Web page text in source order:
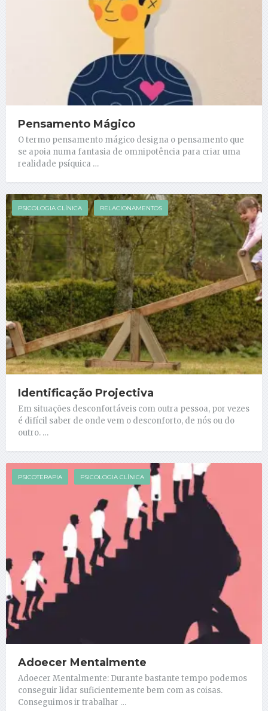
Pensamento Mágico
O termo pensamento mágico designa o pensamento que
se apoia numa fantasia de omnipotência para criar uma
realidade psíquica …
PSICOLOGIA CLÍNICA RELACIONAMENTOS
Identificação Projectiva
Em situações desconfortáveis com outra pessoa, por vezes
é difícil saber de onde vem o desconforto, de nós ou do
outro. …
PSICOTERAPIA PSICOLOGIA CLÍNICA
Adoecer Mentalmente
Adoecer Mentalmente: Durante bastante tempo podemos
conseguir lidar suficientemente bem com as coisas.
Conseguimos ir trabalhar …